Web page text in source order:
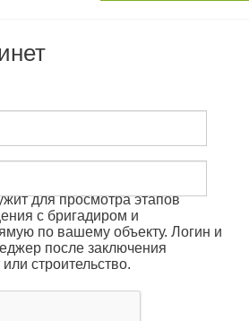
для просмотра этапов
с бригадиром и
по вашему объекту. Логин и
после заключения
строительство.